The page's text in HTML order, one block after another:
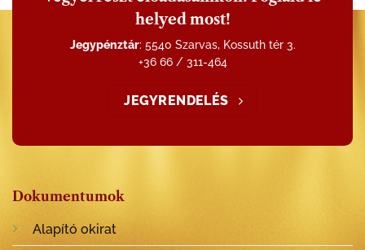
helyed most!
Jegypénztár: 5540 Szarvas, Kossuth tér 3.
+36 66 / 311-464
JEGYRENDELÉS
Dokumentumok
Alapító okirat